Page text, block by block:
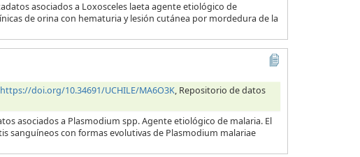
asociados a Loxosceles laeta agente etiológico de
de orina con hematuria y lesión cutánea por mordedura de la
https://doi.org/10.34691/UCHILE/MA6O3K, Repositorio de datos
asociados a Plasmodium spp. Agente etiológico de malaria. El
sanguíneos con formas evolutivas de Plasmodium malariae